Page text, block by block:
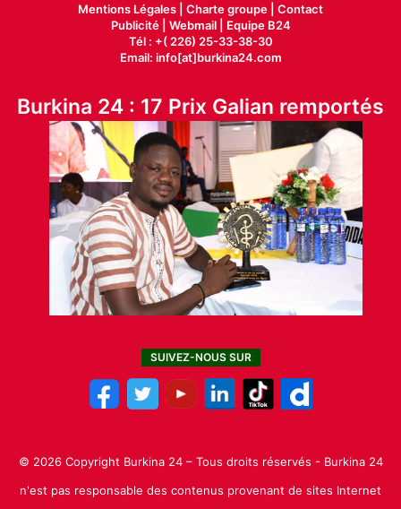
Mentions Légales | Charte groupe | Contact
Publicité| Webmail |
Equipe B24
Tél : +( 226) 25-33-38-30
Email: info[at]burkina24.com
Burkina 24 : 17 Prix Galian remportés
SUIVEZ-NOUS SUR
© 2026 Copyright Burkina 24 – Tous droits réservés - Burkina 24
n'est pas responsable des contenus provenant de sites Internet